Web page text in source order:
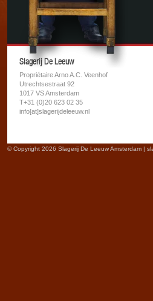
Slagerij De Leeuw
Propriétaire Arno A.C. Veenhof
Utrechtsestraat 92
1017 VS Amsterdam
T+31 (0)20 623 02 35
info[at]slagerijdeleeuw.nl
© Copyright 2026 Slagerij De Leeuw Amsterdam |